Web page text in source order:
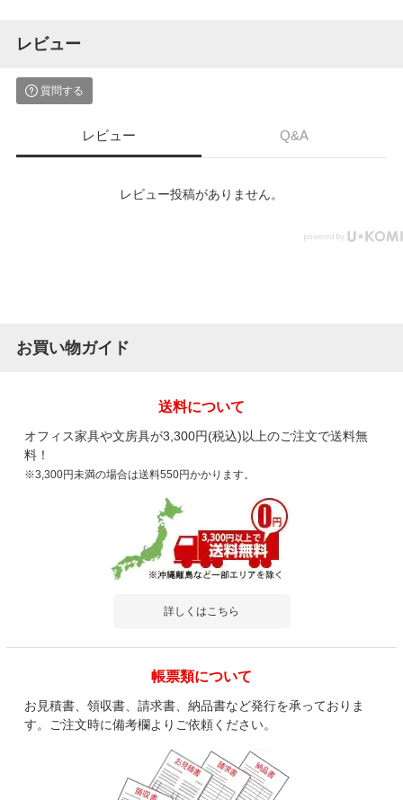
レビュー
質問する
レビュー Q&A
レビュー投稿がありません。
お買い物ガイド
送料について
オフィス家具や文房具が3,300円(税込)以上のご注文で送料無
料！
※3,300円未満の場合は送料550円かかります。
詳しくはこちら
帳票類について
お見積書、領収書、請求書、納品書など発行を承っておりま
す。ご注文時に備考欄よりご依頼ください。